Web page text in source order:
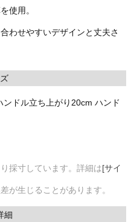
使用。
わせやすいデザインと丈夫さ
ドル立ち上がり20cm ハンド
採寸しています。詳細は[サイ
が生じることがあります。
細